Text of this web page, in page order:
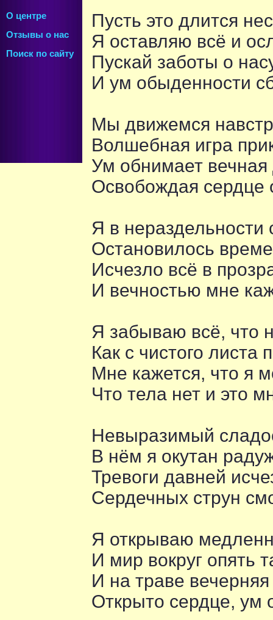
О центре
Отзывы о нас
Поиск по сайту
Пусть это длится
Я оставляю всё и
Пускай заботы о
И ум обыденности
Мы движемся
Волшебная игра
Ум обнимает
Освобождая сердце
Я в нераздельности
Остановилось
Исчезло всё в
И вечностью мне
Я забываю всё, что
Как с чистого листа
Мне кажется, что я
Что тела нет и это
Невыразимый
В нём я окутан
Тревоги давней
Сердечных струн
Я открываю
И мир вокруг опять
И на траве
Открыто сердце, ум